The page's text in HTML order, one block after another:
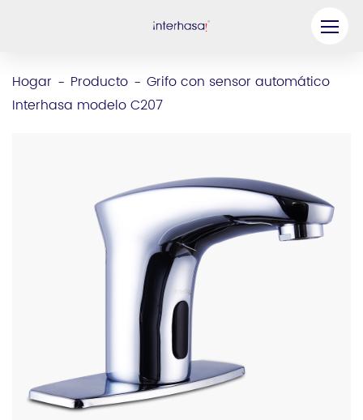
Hogar - Producto - Grifo con sensor automático
Interhasa modelo C207
Compañía
Contáctenos